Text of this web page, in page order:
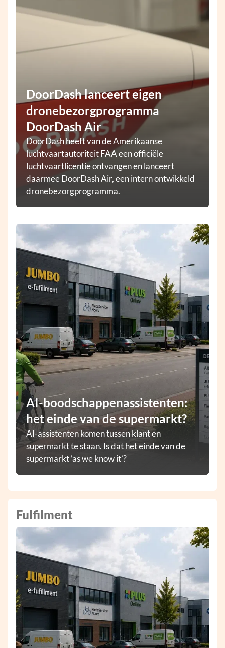
AI-boodschappenassistenten:
het einde van de supermarkt?
AI-assistenten komen tussen klant en
supermarkt te staan. Is dat het einde van de
supermarkt ‘as we know it’?
DoorDash lanceert eigen
dronebezorgprogramma
DoorDash Air
DoorDash heeft van de Amerikaanse
luchtvaartautoriteit FAA een officiële
luchtvaartlicentie ontvangen en lanceert
daarmee DoorDash Air, een intern ontwikkeld
dronebezorgprogramma.
Fulfilment